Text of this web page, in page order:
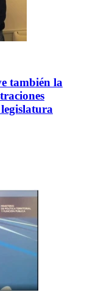
también la